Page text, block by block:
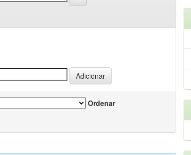
Ordenar